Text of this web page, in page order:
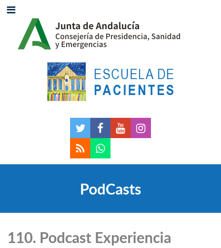
PodCasts
110. Podcast Experiencia